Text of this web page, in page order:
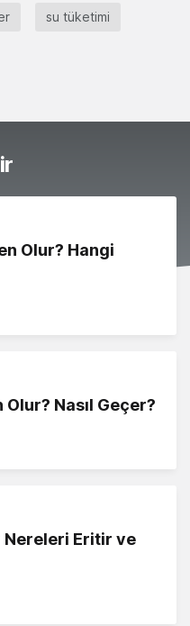
su tüketimi
Olur? Hangi
Nasıl Geçer?
Nereleri Eritir ve